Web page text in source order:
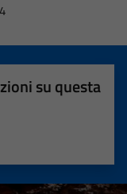
su questa